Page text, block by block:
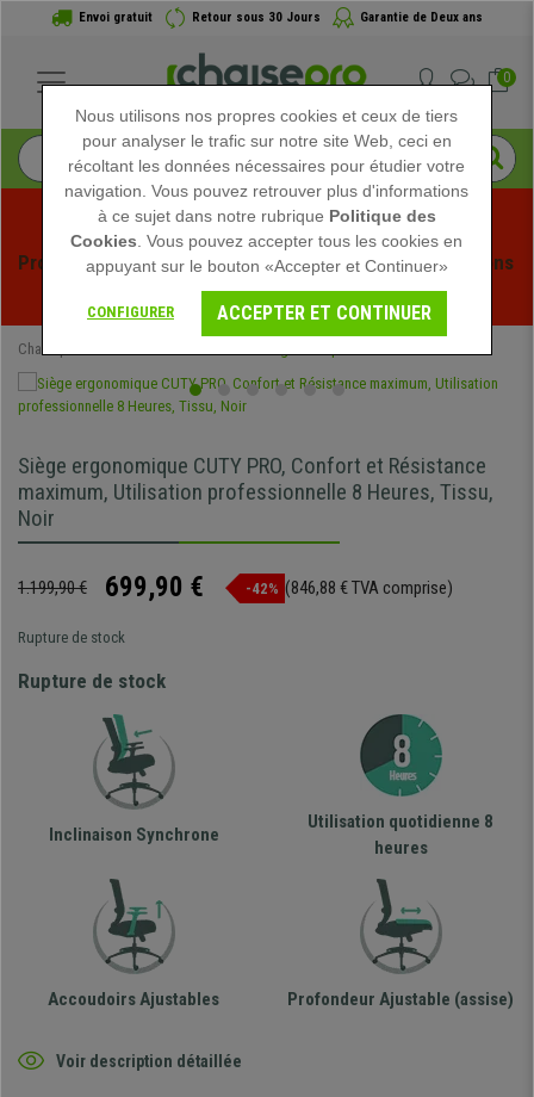
Envoi gratuit Retour sous 30 Jours Garantie de Deux ans
0
Profitez des soldes d'été chez Chaisepro ! Des réductions
exclusives pour une durée limitée - Voir l'offre
Chaisepro
Siège ergonomique CUTY PRO, Confort et Résistance
maximum, Utilisation professionnelle 8 Heures, Tissu,
Noir
1.199,90 € 699,90 € -42% (846,88 € TVA comprise)
Rupture de stock
Rupture de stock
Inclinaison Synchrone
Utilisation quotidienne 8
heures
Accoudoirs Ajustables Profondeur Ajustable (assise)
Voir description détaillée
Nous utilisons nos propres cookies et ceux de tiers
pour analyser le trafic sur notre site Web, ceci en
récoltant les données nécessaires pour étudier votre
navigation. Vous pouvez retrouver plus d'informations
à ce sujet dans notre rubrique Politique des
Cookies . Vous pouvez accepter tous les cookies en
appuyant sur le bouton «Accepter et Continuer»
CONFIGURER ACCEPTER ET CONTINUER